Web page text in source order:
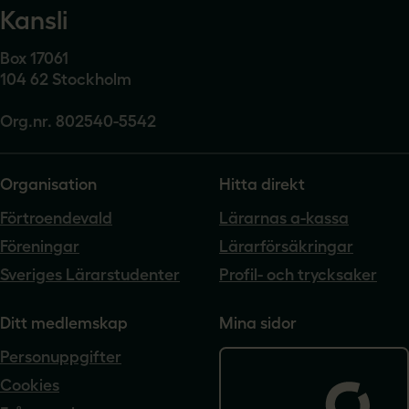
Kansli
Box 17061
104 62 Stockholm
Org.nr. 802540-5542
Organisation
Förtroendevald
Föreningar
Sveriges Lärarstudenter
Hitta direkt
Lärarnas a-kassa
Lärarförsäkringar
Profil- och trycksaker
Ditt medlemskap
Personuppgifter
Cookies
Mina sidor